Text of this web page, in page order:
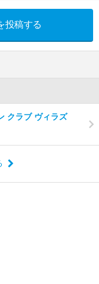
投稿する
クラブ ヴィラズ